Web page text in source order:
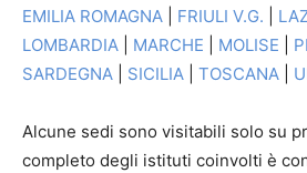
EMILIA ROMAGNA
FRIULI V.G.
LOMBARDIA
MARCHE MOLISE
SARDEGNA
SICILIA TOSCANA
Alcune sedi sono visitabili solo su
completo degli istituti coinvolti è